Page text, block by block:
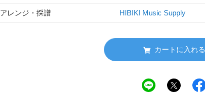
アレンジ・採譜 HIBIKI Music Supply
カートに入れる